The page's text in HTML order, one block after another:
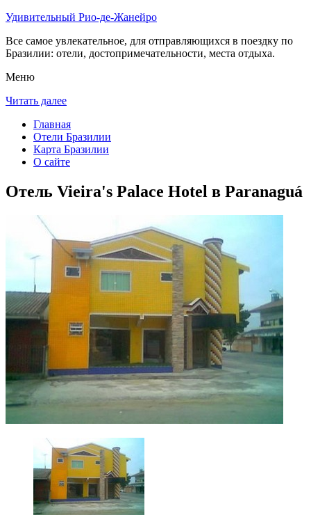
Удивительный Рио-де-Жанейро
Все самое увлекательное, для отправляющихся в поездку по
Бразилии: отели, достопримечательности, места отдыха.
Меню
Читать далее
Главная
Отели Бразилии
Карта Бразилии
О сайте
Отель Vieira's Palace Hotel в Paranaguá